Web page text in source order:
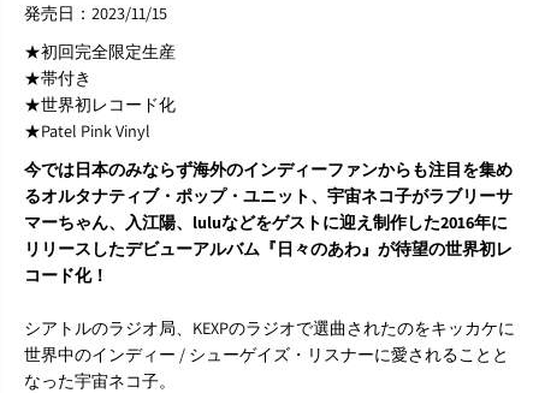
発売日：2023/11/15
★初回完全限定生産
★帯付き
★世界初レコード化
★Patel Pink Vinyl
今では日本のみならず海外のインディーファンからも注目を集め
るオルタナティブ・ポップ・ユニット、宇宙ネコ子がラブリーサ
マーちゃん、入江陽、luluなどをゲストに迎え制作した2016年に
リリースしたデビューアルバム『日々のあわ』が待望の世界初レ
コード化！
シアトルのラジオ局、KEXPのラジオで選曲されたのをキッカケに
世界中のインディー / シューゲイズ・リスナーに愛されることと
なった宇宙ネコ子。